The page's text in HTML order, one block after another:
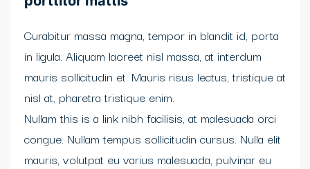
Curabitur massa magna, tempor in blandit id, porta
in ligula. Aliquam laoreet nisl massa, at interdum
mauris sollicitudin et. Mauris risus lectus, tristique at
nisl at, pharetra tristique enim.
Nullam this is a link nibh facilisis, at malesuada orci
congue. Nullam tempus sollicitudin cursus. Nulla elit
mauris, volutpat eu varius malesuada, pulvinar eu